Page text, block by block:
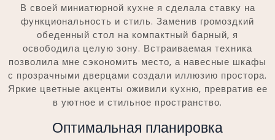
В своей миниатюрной кухне я сделала ставку на
функциональность и стиль. Заменив громоздкий
обеденный стол на компактный барный, я
освободила целую зону. Встраиваемая техника
позволила мне сэкономить место, а навесные шкафы
с прозрачными дверцами создали иллюзию простора.
Яркие цветные акценты оживили кухню, превратив ее
в уютное и стильное пространство.
Оптимальная планировка